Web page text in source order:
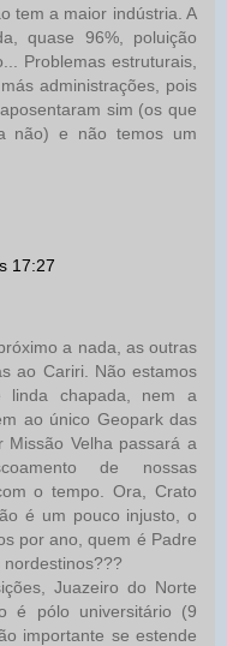
tem a maior indústria. A
quase 96%, poluição
Problemas estruturais,
administrações, pois
sim (os que
não) e não temos um
17:27
a nada, as outras
ao Cariri. Não estamos
linda chapada, nem a
ao único Geopark das
Velha passará a
de nossas
o tempo. Ora, Crato
é um pouco injusto, o
por ano, quem é Padre
Juazeiro do Norte
é pólo universitário (9
importante se estende